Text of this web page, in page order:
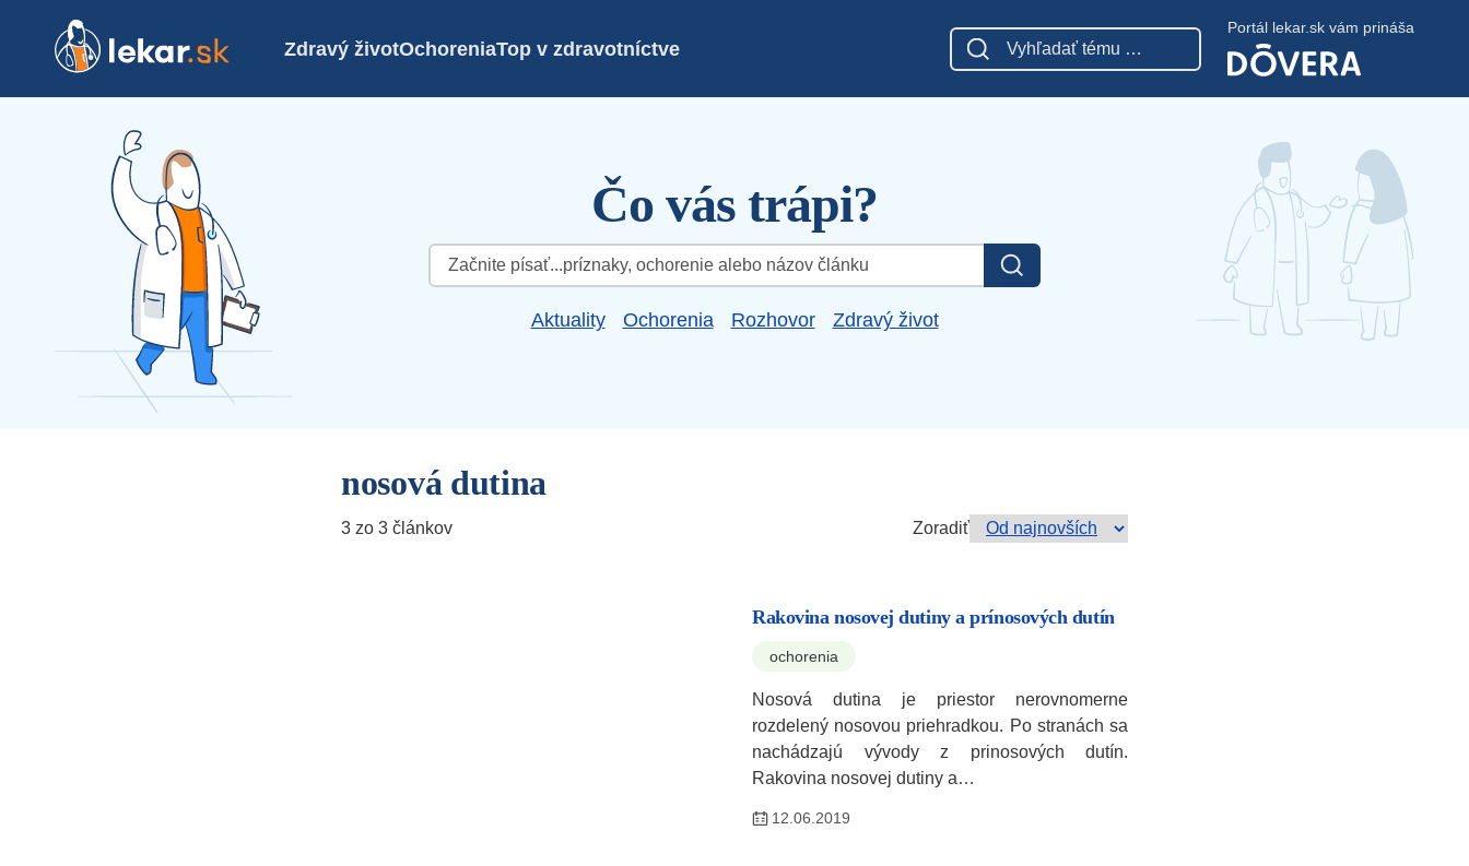
Zdravý životOchoreniaTop v zdravotníctve
Portál lekar.sk vám prináša
Čo vás trápi?
Hľadať:
Aktuality Ochorenia Rozhovor Zdravý život
nosová dutina
3 zo 3 článkov Zoradiť
Rakovina nosovej dutiny a prínosových dutín
ochorenia
Nosová dutina je priestor nerovnomerne
rozdelený nosovou priehradkou. Po stranách sa
nachádzajú vývody z prinosových dutín.
Rakovina nosovej dutiny a…
12.06.2019